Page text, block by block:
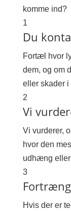
komme ind?
1
Du
Fortæl hvor
dem, og om
eller skader
2
Vi
Vi vurderer,
hvor den
udhæng
3
Hvis der er